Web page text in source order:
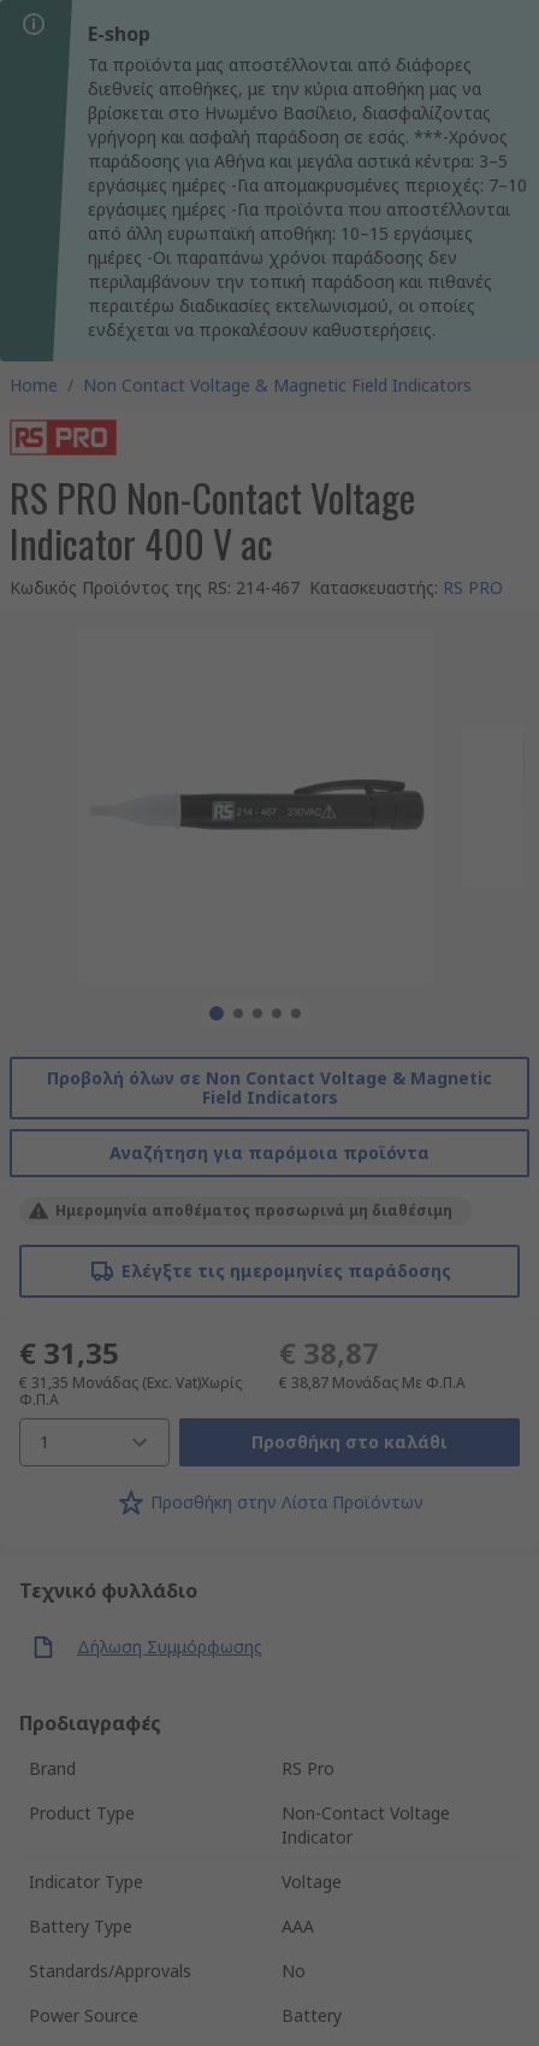
E-shop
Τα προϊόντα μας αποστέλλονται από διάφορες
διεθνείς αποθήκες, με την κύρια αποθήκη μας να
βρίσκεται στο Ηνωμένο Βασίλειο, διασφαλίζοντας
γρήγορη και ασφαλή παράδοση σε εσάς. ***-Χρόνος
παράδοσης για Αθήνα και μεγάλα αστικά κέντρα: 3–5
εργάσιμες ημέρες -Για απομακρυσμένες περιοχές: 7–10
εργάσιμες ημέρες -Για προϊόντα που αποστέλλονται
από άλλη ευρωπαϊκή αποθήκη: 10–15 εργάσιμες
ημέρες -Οι παραπάνω χρόνοι παράδοσης δεν
περιλαμβάνουν την τοπική παράδοση και πιθανές
περαιτέρω διαδικασίες εκτελωνισμού, οι οποίες
ενδέχεται να προκαλέσουν καθυστερήσεις.
Home / Non Contact Voltage & Magnetic Field Indicators
RS PRO Non-Contact Voltage
Indicator 400 V ac
Κωδικός Προϊόντος της RS: 214-467 Κατασκευαστής: RS PRO
Προβολή όλων σε Non Contact Voltage & Magnetic
Field Indicators
Αναζήτηση για παρόμοια προϊόντα
Ημερομηνία αποθέματος προσωρινά μη διαθέσιμη
Ελέγξτε τις ημερομηνίες παράδοσης
€ 31,35
€ 31,35 Μονάδας (Exc. Vat)Χωρίς
Φ.Π.Α
€ 38,87
€ 38,87 Μονάδας Με Φ.Π.Α
1 Προσθήκη στο καλάθι
Προσθήκη στην Λίστα Προϊόντων
Τεχνικό φυλλάδιο
Δήλωση Συμμόρφωσης
Προδιαγραφές
Brand
RS Pro
Product Type
Non-Contact Voltage
Indicator
Indicator Type
Voltage
Battery Type
AAA
Standards/Approvals
No
Power Source
Battery